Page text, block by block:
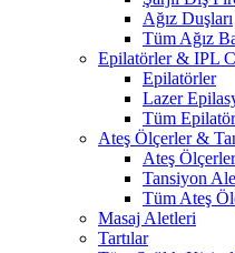
Ağız Duşları
Tüm Ağız
Epilatörler & IPL
Epilatörler
Lazer
Tüm
Ateş Ölçerler &
Ateş Ölçerler
Tansiyon
Tüm Ateş
Masaj Aletleri
Tartılar